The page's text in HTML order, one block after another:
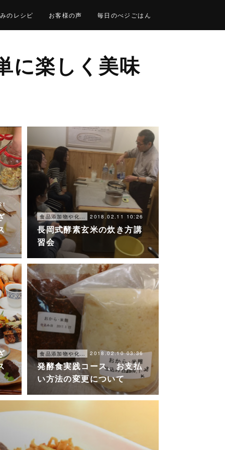
のレシピ お客様の声 毎日のべジごはん
に楽しく美味
食品添加物や化学調味料を使わずに、簡単に楽しく美味しく出来る食事 2018.02.11 10:26
長岡式酵素玄米の炊き方講
習会
2018.02.10 03:36
発酵食実践コース、お支払
い方法の変更について